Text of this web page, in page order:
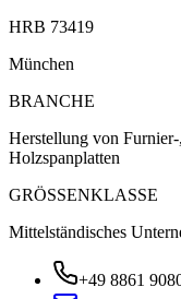
HRB 73419
München
BRANCHE
Herstellung von
Holzspanplatten
GRÖSSENKLASSE
Mittelständisches
+49 8861